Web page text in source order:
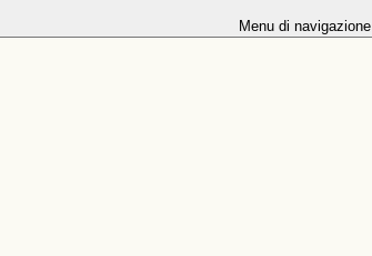
Menu di navigazione